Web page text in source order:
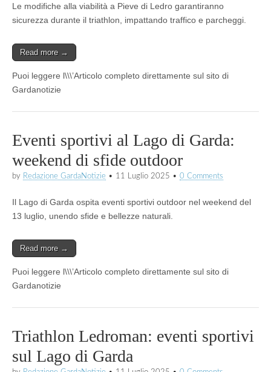
Le modifiche alla viabilità a Pieve di Ledro garantiranno
sicurezza durante il triathlon, impattando traffico e parcheggi.
Read more →
Puoi leggere l\\\’Articolo completo direttamente sul sito di
Gardanotizie
Eventi sportivi al Lago di Garda:
weekend di sfide outdoor
by Redazione GardaNotizie • 11 Luglio 2025 • 0 Comments
Il Lago di Garda ospita eventi sportivi outdoor nel weekend del
13 luglio, unendo sfide e bellezze naturali.
Read more →
Puoi leggere l\\\’Articolo completo direttamente sul sito di
Gardanotizie
Triathlon Ledroman: eventi sportivi
sul Lago di Garda